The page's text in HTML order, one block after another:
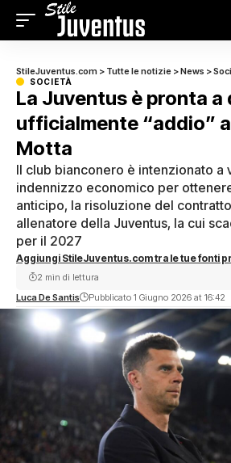
StileJuventus.com > Tutte le notizie >News >
SOCIETÀ
La Juventus è pronta a
ufficialmente “addio”
Motta
Il club bianconero è intenzionato a
indennizzo economico per
anticipo, la risoluzione del
allenatore della Juventus, la cui
per il 2027
Aggiungi StileJuventus.com tra le tue fonti
Luca De Santis Pubblicato 1 Giugno 2026 at 16:42
2 min di lettura